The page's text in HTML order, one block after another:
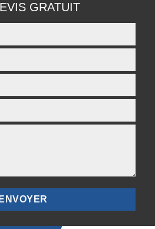
GRATUIT